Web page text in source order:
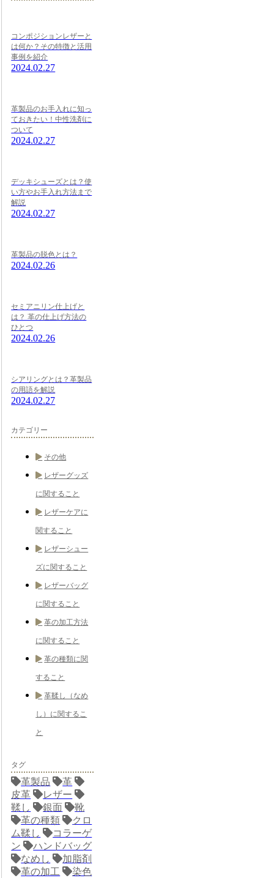
コンポジションレザーと
は何か？その特徴と活用
事例を紹介
2024.02.27
革製品のお手入れに知っ
ておきたい！中性洗剤に
ついて
2024.02.27
デッキシューズとは？使
い方やお手入れ方法まで
解説
2024.02.27
革製品の脱色とは？
2024.02.26
セミアニリン仕上げと
は？ 革の仕上げ方法の
ひとつ
2024.02.26
シアリングとは？革製品
の用語を解説
2024.02.27
カテゴリー
その他
レザーグッズ
に関すること
レザーケアに
関すること
レザーシュー
ズに関すること
レザーバッグ
に関すること
革の加工方法
に関すること
革の種類に関
すること
革鞣し（なめ
し）に関するこ
と
タグ
革製品
革
皮革
レザー
鞣し
銀面
靴
革の種類
クロ
ム鞣し
コラーゲ
ン
ハンドバッグ
なめし
加脂剤
革の加工
染色